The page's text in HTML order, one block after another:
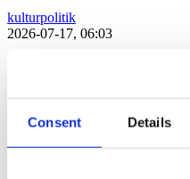
Consent Details
kulturpolitik
2026-07-17, 06:03
Politiker pratar på
samtal i programmet.